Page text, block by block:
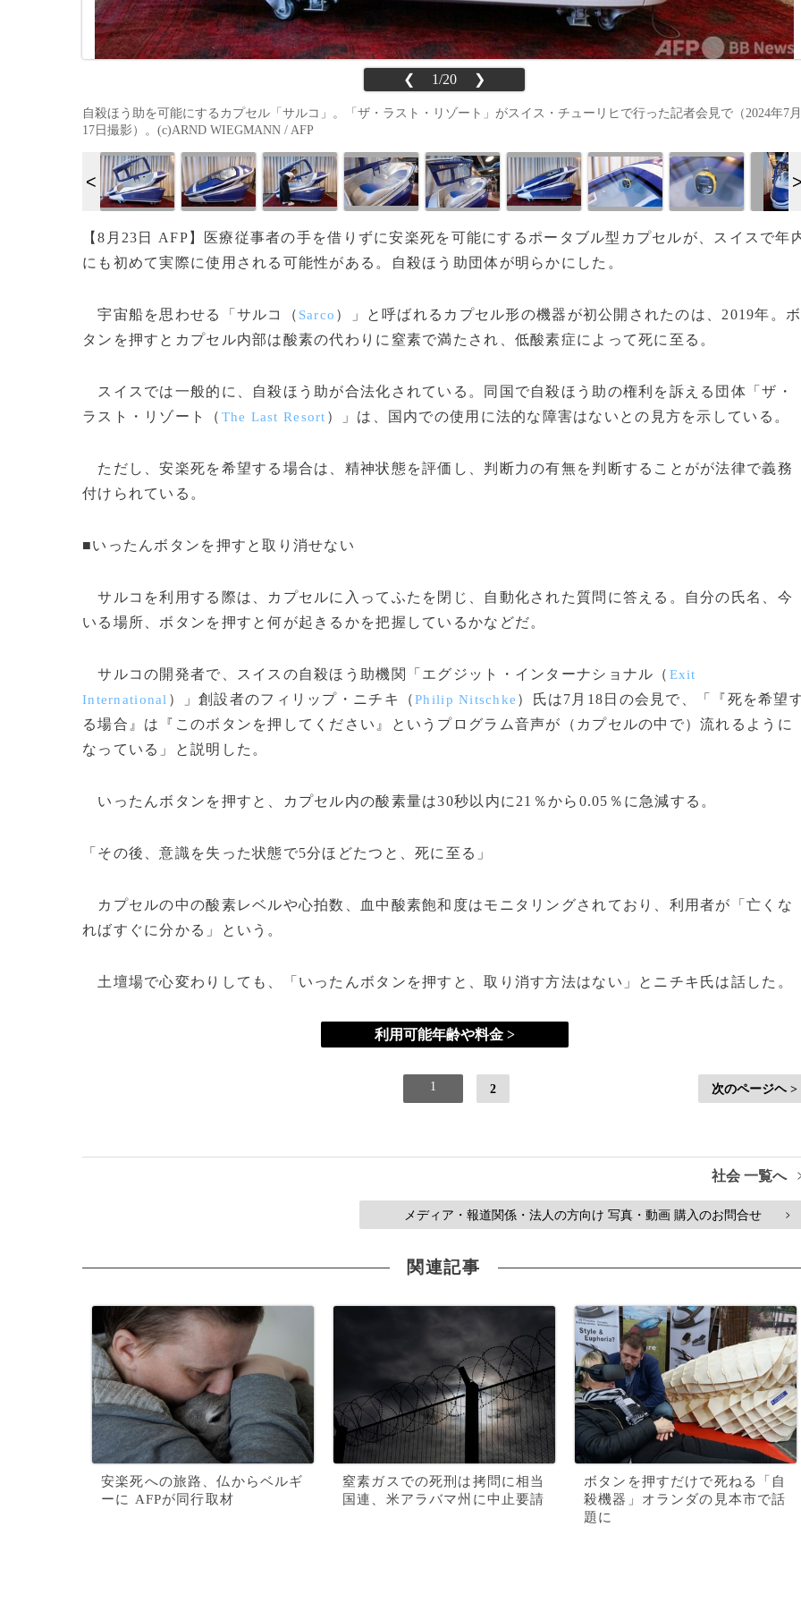
❮ 1/20 ❯
自殺ほう助を可能にするカプセル「サルコ」。「ザ・ラスト・リゾート」がスイス・チューリヒで行った記者会見で（2024年7月
17日撮影）。(c)ARND WIEGMANN / AFP
【8月23日 AFP】医療従事者の手を借りずに安楽死を可能にするポータブル型カプセルが、スイスで年
にも初めて実際に使用される可能性がある。自殺ほう助団体が明らかにした。
宇宙船を思わせる「サルコ（ Sarco ）」と呼ばれるカプセル形の機器が初公開されたのは、2019年。ボ
タンを押すとカプセル内部は酸素の代わりに窒素で満たされ、低酸素症によって死に至る。
スイスでは一般的に、自殺ほう助が合法化されている。同国で自殺ほう助の権利を訴える団体「ザ・
ラスト・リゾート（ The Last Resort ）」は、国内での使用に法的な障害はないとの見方を示している。
ただし、安楽死を希望する場合は、精神状態を評価し、判断力の有無を判断することがが法律で義務
付けられている。
■いったんボタンを押すと取り消せない
サルコを利用する際は、カプセルに入ってふたを閉じ、自動化された質問に答える。自分の氏名、今
いる場所、ボタンを押すと何が起きるかを把握しているかなどだ。
サルコの開発者で、スイスの自殺ほう助機関「エグジット・インターナショナル（ Exit
International ）」創設者のフィリップ・ニチキ（Philip Nitschke ）氏は7月18日の会見で、「『死を希望
る場合』は『このボタンを押してください』というプログラム音声が（カプセルの中で）流れるように
なっている」と説明した。
いったんボタンを押すと、カプセル内の酸素量は30秒以内に21％から0.05％に急減する。
「その後、意識を失った状態で5分ほどたつと、死に至る」
カプセルの中の酸素レベルや心拍数、血中酸素飽和度はモニタリングされており、利用者が「亡くな
ればすぐに分かる」という。
土壇場で心変わりしても、「いったんボタンを押すと、取り消す方法はない」とニチキ氏は話した。
利用可能年齢や料金 >
1 2 次のページヘ >
社会 一覧へ
メディア・報道関係・法人の方向け 写真・動画 購入のお問合せ >
関連記事
安楽死への旅路、仏からベルギ
ーに AFPが同行取材
窒素ガスでの死刑は拷問に相当
国連、米アラバマ州に中止要請
ボタンを押すだけで死ねる「自
殺機器」オランダの見本市で話
題に